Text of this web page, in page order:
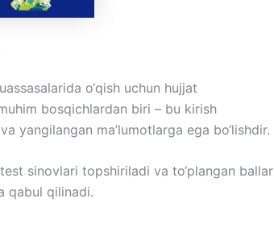
o‘qish uchun hujjat
bosqichlardan biri – bu kirish
yangilangan ma’lumotlarga ega bo‘lishdir.
sinovlari topshiriladi va to‘plangan ballar
qabul qilinadi.